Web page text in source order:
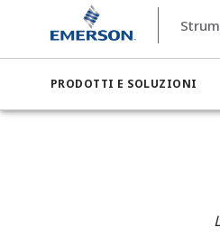
PRODOTTI E SOLUZIONI
Strumentazione di misura